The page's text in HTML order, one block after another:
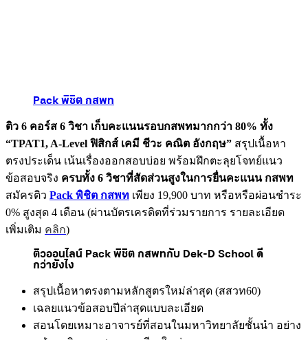
Pack พิชิต กสพท
ติว 6 คอร์ส 6 วิชา เก็บคะแนนรอบกสพทมากกว่า 80% ทั้ง
“TPAT1, A-Level ฟิสิกส์ เคมี ชีวะ คณิต อังกฤษ” สรุปเนื้อหา
ตรงประเด็น เน้นเรื่องออกสอบบ่อย พร้อมฝึกตะลุยโจทย์แนว
ข้อสอบจริง ครบทั้ง 6 วิชาที่สัดส่วนสูงในการยื่นคะแนน กสพท
สมัครติว Pack พิชิต กสพท เพียง 19,900 บาท หรือหรือผ่อนชำระ
0% สูงสุด 4 เดือน (ผ่านบัตรเครดิตที่ร่วมรายการ รายละเอียด
เพิ่มเติม คลิก)
ติวออนไลน์ Pack พิชิต กสพทกับ Dek-D School ดี
กว่ายังไง
สรุปเนื้อหาตรงตามหลักสูตรใหม่ล่าสุด (สสวท60)
เฉลยแนวข้อสอบปีล่าสุดแบบละเอียด
สอนโดยเหมาะอาจารย์ที่สอนในมหาวิทยาลัยชั้นนำ อย่าง